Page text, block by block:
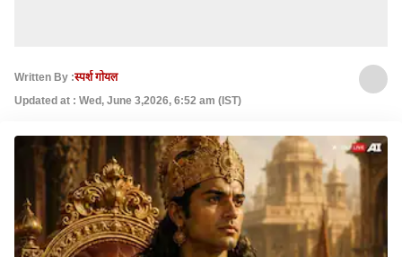
Written By :स्पर्श गोयल
Updated at : Wed, June 3,2026, 6:52 am (IST)